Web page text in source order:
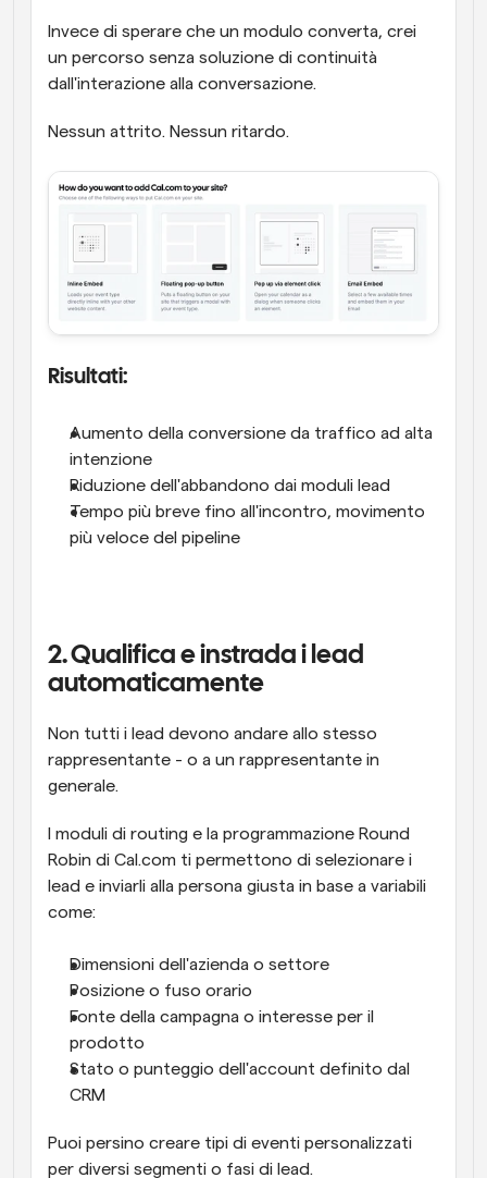
Invece di sperare che un modulo converta, crei
un percorso senza soluzione di continuità
dall'interazione alla conversazione.
Nessun attrito. Nessun ritardo.
Risultati:
Aumento della conversione da traffico ad alta
intenzione
Riduzione dell'abbandono dai moduli lead
Tempo più breve fino all'incontro, movimento
più veloce del pipeline
2. Qualifica e instrada i lead
automaticamente
Non tutti i lead devono andare allo stesso
rappresentante - o a un rappresentante in
generale.
I moduli di routing e la programmazione Round
Robin di Cal.com ti permettono di selezionare i
lead e inviarli alla persona giusta in base a variabili
come:
Dimensioni dell'azienda o settore
Posizione o fuso orario
Fonte della campagna o interesse per il
prodotto
Stato o punteggio dell'account definito dal
CRM
Puoi persino creare tipi di eventi personalizzati
per diversi segmenti o fasi di lead.